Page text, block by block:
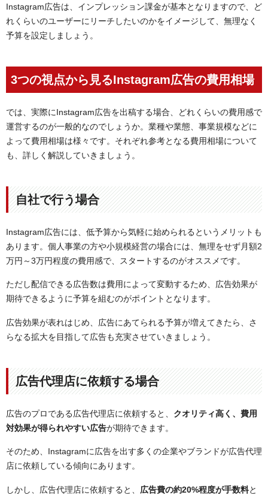
Instagram広告は、インプレッション課金が基本となりますので、ど
れくらいのユーザーにリーチしたいのかをイメージして、無理なく
予算を設定しましょう。
3つの視点から見るInstagram広告の費用相場
では、実際にInstagram広告を出稿する場合、どれくらいの費用感で
運営するのが一般的なのでしょうか。業種や業態、事業規模などに
よって費用相場は様々です。それぞれ参考となる費用相場について
も、詳しく解説していきましょう。
自社で行う場合
Instagram広告には、低予算から気軽に始められるというメリットも
あります。個人事業の方や小規模経営の場合には、無理をせず月額2
万円～3万円程度の費用感で、スタートするのがオススメです。
ただし配信できる広告数は費用によって変動するため、広告効果が
期待できるように予算を組むのがポイントとなります。
広告効果が表れはじめ、広告にあてられる予算が増えてきたら、さ
らなる拡大を目指して広告も充実させていきましょう。
広告代理店に依頼する場合
広告のプロである広告代理店に依頼すると、 クオリティ高く、費用
対効果が得られやすい広告が期待できます。
そのため、Instagramに広告を出す多くの企業やブランドが広告代理
店に依頼している傾向にあります。
しかし、広告代理店に依頼すると、 広告費の約20%程度が手数料と